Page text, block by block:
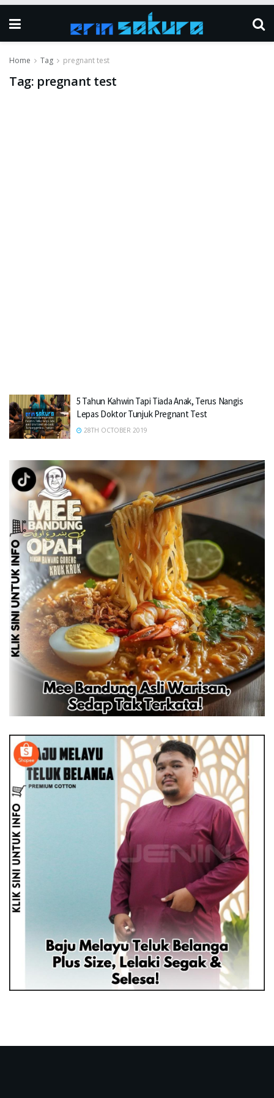
Home Tag pregnant test
Tag: pregnant test
5 Tahun Kahwin Tapi Tiada Anak, Terus Nangis
Lepas Doktor Tunjuk Pregnant Test
28TH OCTOBER 2019